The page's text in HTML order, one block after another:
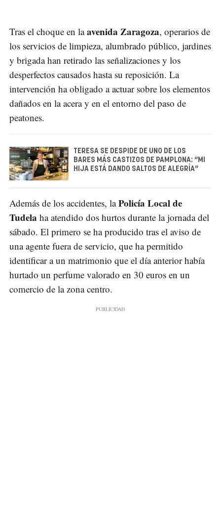
Tras el choque en laavenida Zaragoza, operarios de
los servicios de limpieza, alumbrado público, jardines
y brigada han retirado las señalizaciones y los
desperfectos causados hasta su reposición. La
intervención ha obligado a actuar sobre los elementos
dañados en la acera y en el entorno del paso de
peatones.
TERESA SE DESPIDE DE UNO DE LOS
BARES MÁS CASTIZOS DE PAMPLONA: “MI
HIJA ESTÁ DANDO SALTOS DE ALEGRÍA”
Además de los accidentes, laPolicía Local de
Tudela ha atendido dos hurtos durante la jornada del
sábado. El primero se ha producido tras el aviso de
una agente fuera de servicio, que ha permitido
identificar a un matrimonio que el día anterior había
hurtado un perfume valorado en 30 euros en un
comercio de la zona centro.